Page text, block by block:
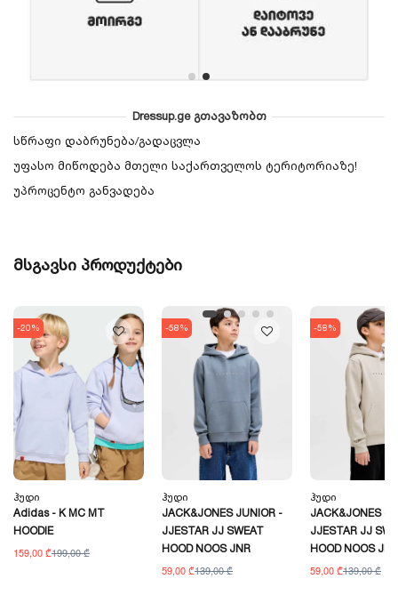
Dressup.ge გთავაზობთ
სწრაფი დაბრუნება/გადაცვლა
უფასო მიწოდება მთელი საქართველოს ტერიტორიაზე!
უპროცენტო განვადება
მსგავსი პროდუქტები
-20%
Ჰუდი
Adidas - K MC MT
HOODIE
159,00 ₾199,00 ₾
-58%
Ჰუდი
JACK&JONES JUNIOR -
JJESTAR JJ SWEAT
HOOD NOOS JNR
59,00 ₾139,00 ₾
-58%
Ჰუდი
JACK&JONES
JJESTAR JJ
HOOD NOOS JNR
59,00 ₾139,00 ₾